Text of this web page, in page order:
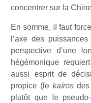
concentrer sur la
En somme, il faut
l’axe des
perspective d’une
hégémonique
aussi esprit de
propice (le kaïros
plutôt que le